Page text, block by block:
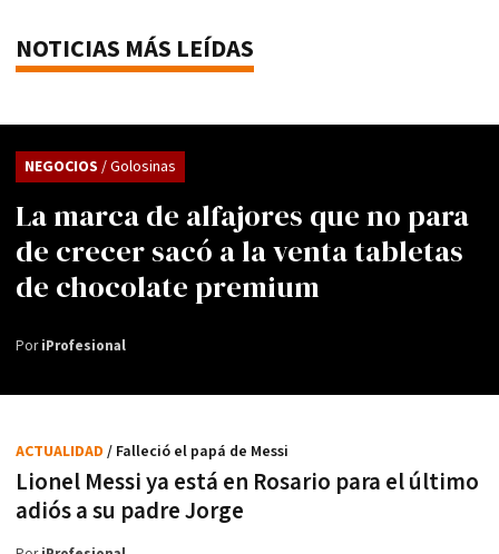
NOTICIAS MÁS LEÍDAS
La marca de alfajores que no para
de crecer sacó a la venta tabletas
de chocolate premium
NEGOCIOS / Golosinas
PoriProfesional
Lionel Messi ya está en Rosario para el último
adiós a su padre Jorge
ACTUALIDAD / Falleció el papá de Messi